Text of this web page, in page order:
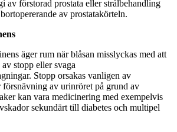
av förstorad prostata eller strålbehandling
av prostatakörteln.
äger rum när blåsan misslyckas med att
stopp eller svaga
Stopp orsakas vanligen av
försnävning av urinröret på grund av
kan vara medicinering med exempelvis
sekundärt till diabetes och multipel